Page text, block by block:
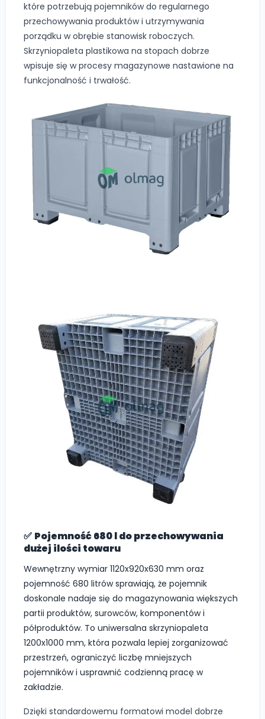
które potrzebują pojemników do regularnego
przechowywania produktów i utrzymywania
porządku w obrębie stanowisk roboczych.
Skrzyniopaleta plastikowa na stopach dobrze
wpisuje się w procesy magazynowe nastawione na
funkcjonalność i trwałość.
✅ Pojemność 680 l do przechowywania
dużej ilości towaru
Wewnętrzny wymiar 1120x920x630 mm oraz
pojemność 680 litrów sprawiają, że pojemnik
doskonale nadaje się do magazynowania większych
partii produktów, surowców, komponentów i
półproduktów. To uniwersalna skrzyniopaleta
1200x1000 mm, która pozwala lepiej zorganizować
przestrzeń, ograniczyć liczbę mniejszych
pojemników i usprawnić codzienną pracę w
zakładzie.
Dzięki standardowemu formatowi model dobrze